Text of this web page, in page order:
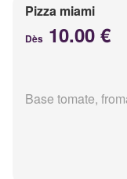
Pizza miami
Dès 10.00 €
Base tomate,